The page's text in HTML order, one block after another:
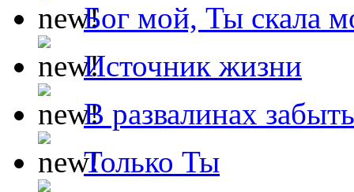
Бог мой, Ты скала
Источник жизни
В развалинах
Только Ты